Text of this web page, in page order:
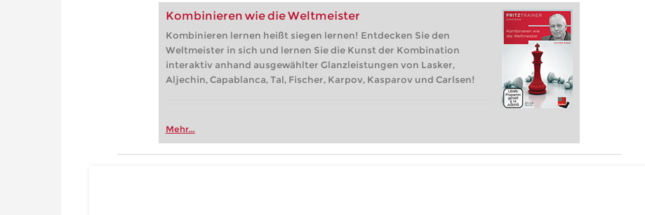
Kombinieren wie die Weltmeister
Kombinieren lernen heißt siegen lernen! Entdecken Sie den
Weltmeister in sich und lernen Sie die Kunst der Kombination
interaktiv anhand ausgewählter Glanzleistungen von Lasker,
Aljechin, Capablanca, Tal, Fischer, Karpov, Kasparov und Carlsen!
Mehr...